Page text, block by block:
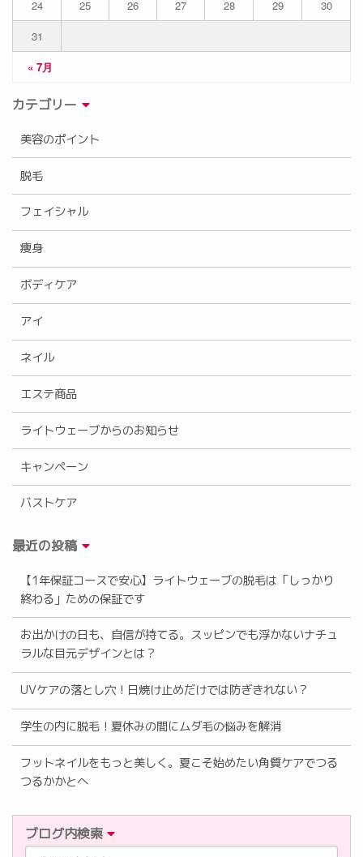
« 7月
24 25 26 27 28 29
30
31
カテゴリー
美容のポイント
脱毛
フェイシャル
痩身
ボディケア
アイ
ネイル
エステ商品
ライトウェーブからのお知らせ
キャンペーン
バストケア
最近の投稿
【1年保証コースで安心】ライトウェーブの脱毛は「しっかり
終わる」ための保証です
お出かけの日も、自信が持てる。スッピンでも浮かないナチュ
ラルな目元デザインとは？
UVケアの落とし穴！日焼け止めだけでは防ぎきれない？
学生の内に脱毛！夏休みの間にムダ毛の悩みを解消
フットネイルをもっと美しく。夏こそ始めたい角質ケアでつる
つるかかとへ
ブログ内検索